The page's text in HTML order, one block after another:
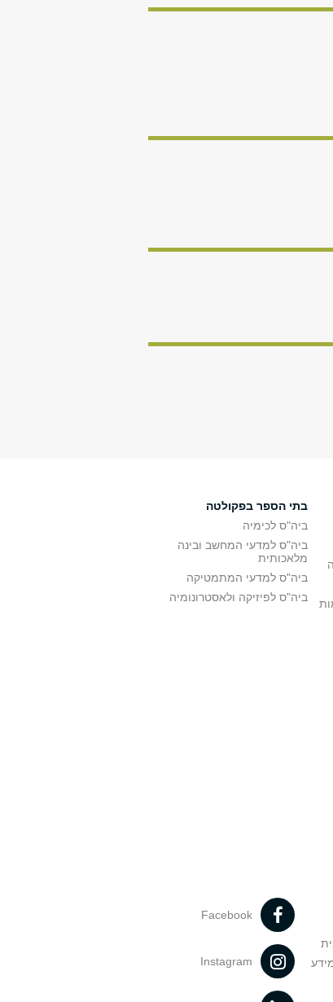
בתי הספר בפקולטה
ביה"ס לכימיה
ביה"ס למדעי המחשב ובינה
מלאכותית
ביה"ס למדעי המתמטיקה
ביה"ס לפיזיקה ולאסטרונומיה
Facebook
Instagram